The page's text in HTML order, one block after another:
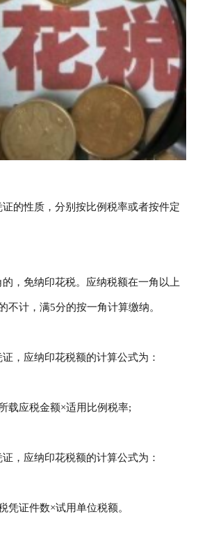
性质，分别按比例税率或者按件定
免纳印花税。应纳税额在一角以上
不计，满5分的按一角计算缴纳。
应纳印花税额的计算公式为：
应税金额×适用比例税率;
应纳印花税额的计算公式为：
证件数×试用单位税额。